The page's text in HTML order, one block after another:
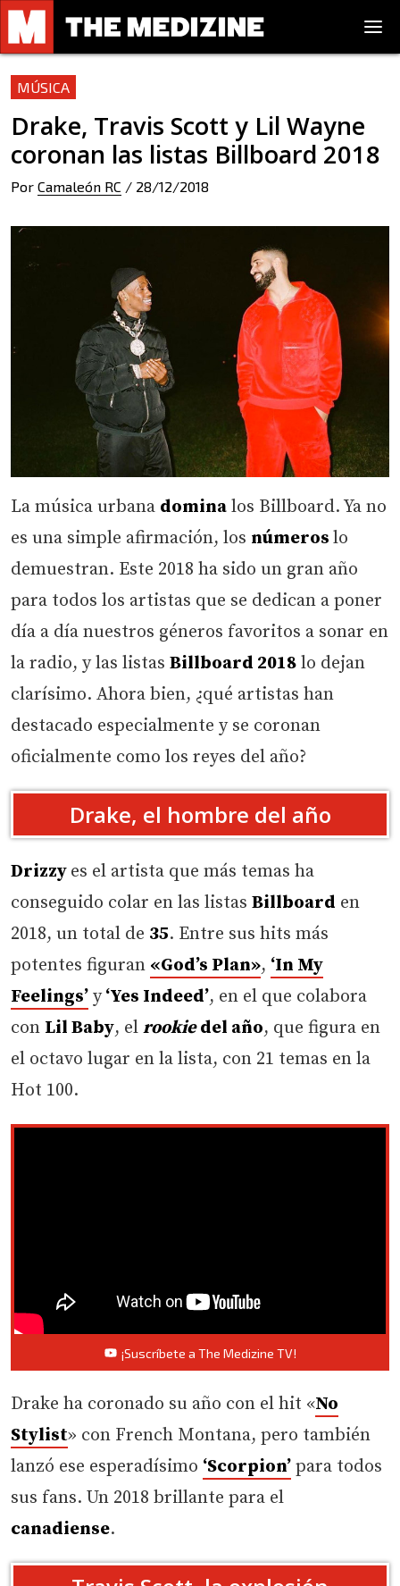
MÚSICA
Drake, Travis Scott y Lil Wayne
coronan las listas Billboard 2018
Por Camaleón RC / 28/12/2018
La música urbana domina los Billboard. Ya no
es una simple afirmación, los números lo
demuestran. Este 2018 ha sido un gran año
para todos los artistas que se dedican a poner
día a día nuestros géneros favoritos a sonar en
la radio, y las listas Billboard 2018 lo dejan
clarísimo. Ahora bien, ¿qué artistas han
destacado especialmente y se coronan
oficialmente como los reyes del año?
Drake, el hombre del año
Drizzy es el artista que más temas ha
conseguido colar en las listas Billboard en
2018, un total de 35. Entre sus hits más
potentes figuran «God’s Plan», ‘In My
Feelings’ y‘Yes Indeed’, en el que colabora
con Lil Baby, el rookie del año, que figura en
el octavo lugar en la lista, con 21 temas en la
Hot 100.
¡Suscríbete a The Medizine TV!
Drake ha coronado su año con el hit «No
Stylist» con French Montana, pero también
lanzó ese esperadísimo ‘Scorpion’ para todos
sus fans. Un 2018 brillante para el
canadiense.